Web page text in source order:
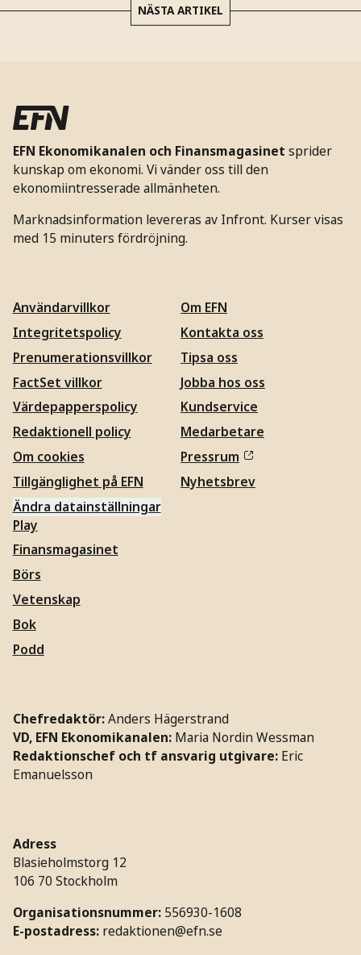
NÄSTA ARTIKEL
EFN Ekonomikanalen och Finansmagasinet sprider
kunskap om ekonomi. Vi vänder oss till den
ekonomiintresserade allmänheten.
Marknadsinformation levereras av Infront. Kurser visas
med 15 minuters fördröjning.
Användarvillkor
Integritetspolicy
Prenumerationsvillkor
FactSet villkor
Värdepapperspolicy
Redaktionell policy
Om cookies
Tillgänglighet på EFN
Ändra datainställningar
Om EFN
Kontakta oss
Tipsa oss
Jobba hos oss
Kundservice
Medarbetare
Pressrum
Nyhetsbrev
Play
Finansmagasinet
Börs
Vetenskap
Bok
Podd
Chefredaktör:Anders Hägerstrand
VD, EFN Ekonomikanalen: Maria Nordin Wessman
Redaktionschef och tf ansvarig utgivare: Eric
Emanuelsson
Adress
Blasieholmstorg 12
106 70 Stockholm
Organisationsnummer: 556930-1608
E-postadress: redaktionen@efn.se